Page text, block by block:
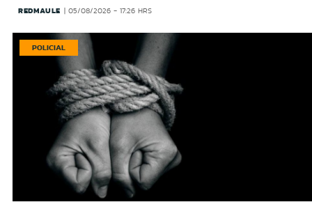
REDMAULE 05/08/2026 - 17:26 HRS
POLICIAL